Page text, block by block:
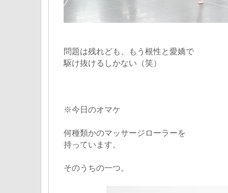
問題は残れども、もう根性と愛嬌で
駆け抜けるしかない（笑）
※今日のオマケ
何種類かのマッサージローラーを
持っています。
そのうちの一つ。